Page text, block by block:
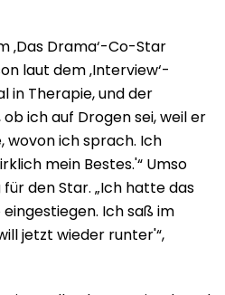
‚Das Drama‘-Co-Star
laut dem ‚Interview‘-
in Therapie, und der
ich auf Drogen sei, weil er
ich sprach. Ich
mein Bestes.'“ Umso
den Star. „Ich hatte das
Ich saß im
jetzt wieder runter'“,